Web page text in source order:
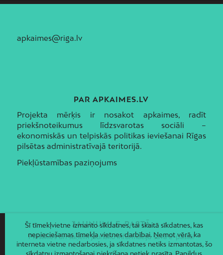
apkaimes@riga.lv
PAR APKAIMES.LV
Projekta mērķis ir nosakot apkaimes, radīt
priekšnoteikumus līdzsvarotas sociāli –
ekonomiskās un telpiskās politikas ieviešanai Rīgas
pilsētas administratīvajā teritorijā.
Piekļūstamības paziņojums
JAUNUMI E-PASTĀ
Piesakies un saņem jaunāko informāciju savā e-pastā!
Šī tīmekļvietne izmanto sīkdatnes, tai skaitā sīkdatnes, kas
nepieciešamas tīmekļa vietnes darbībai. Ņemot vērā, ka
interneta vietne nedarbosies, ja sīkdatnes netiks izmantotas, šo
sīkdatņu izmantošanai piekrišana netiek prasīta. Papildus